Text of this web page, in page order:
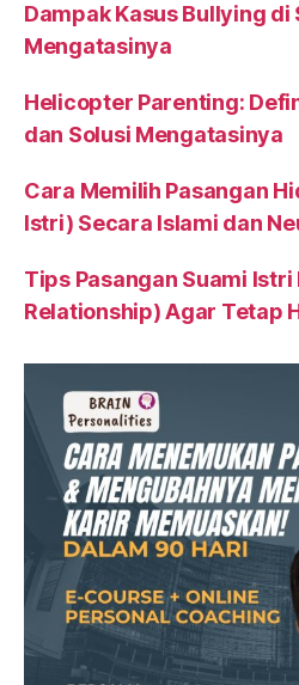
Dampak Kasus Bullying di
Mengatasinya
Helicopter Parenting:
dan Solusi Mengatasinya
Cara Memilih Pasangan
Istri) Secara Islami dan
Tips Pasangan Suami Istri
Relationship) Agar Tetap